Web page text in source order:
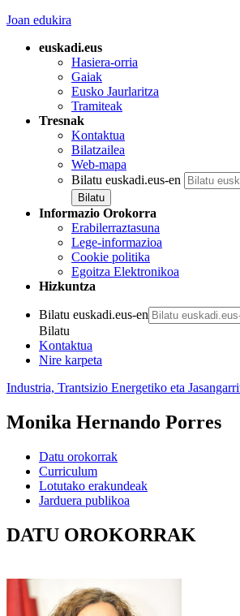
Joan edukira
euskadi.eus
Hasiera-orria
Gaiak
Eusko Jaurlaritza
Tramiteak
Tresnak
Kontaktua
Bilatzailea
Web-mapa
Bilatu euskadi.eus-en
Informazio Orokorra
Erabilerraztasuna
Lege-informazioa
Cookie politika
Egoitza Elektronikoa
Hizkuntza
Bilatu euskadi.eus-en
Bilatu
Kontaktua
Nire karpeta
Industria, Trantsizio Energetiko eta
Monika Hernando Porres
Datu orokorrak
Curriculum
Lotutako erakundeak
Jarduera publikoa
DATU OROKORRAK